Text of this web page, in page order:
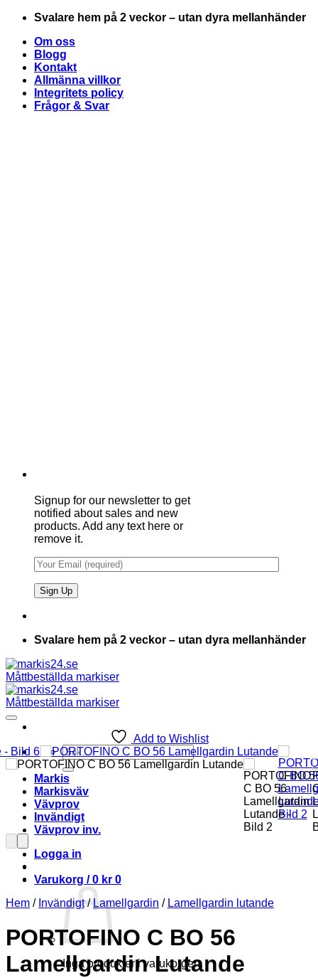
Skip
content
Svalare hem på 2 veckor – utan dyra mellanhänder
Om oss
Blogg
Kontakt
Allmänna villkor
Integritets policy
Frågor & Svar
Signup for our newsletter to get
notified about sales and new
products. Add any text here or
remove it.
Svalare hem på 2 veckor – utan dyra mellanhänder
Sök
efter:
Markis
Markisväv
Vävprov
Invändigt
Vävprov inv.
Logga in
Varukorg /0 kr 0
Inga produkter i varukorgen.
Add to Wishlist
Hem / Invändigt / Lamellgardin / Lamellgardin lutande
PORTOFINO C BO 56
Lamellgardin Lutande